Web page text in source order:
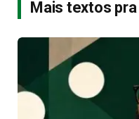
Mais textos